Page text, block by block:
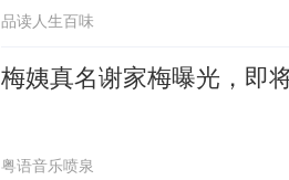
品读人生百味
梅姨真名谢家梅曝光，即
粤语音乐喷泉